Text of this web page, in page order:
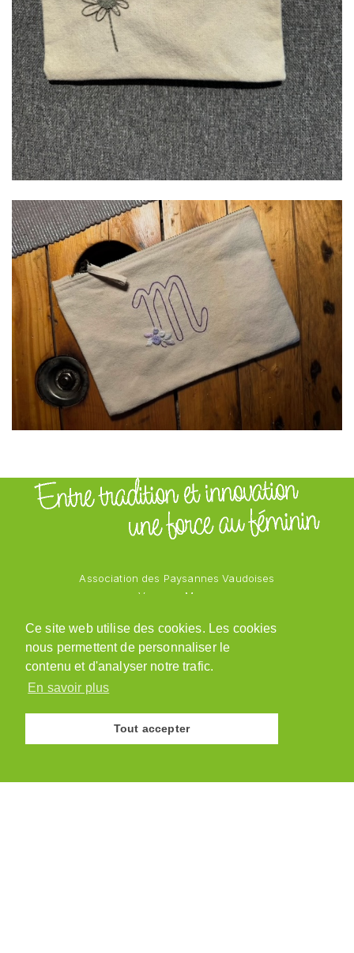
Ce site web utilise des cookies. Les cookies
nous permettent de personnaliser le
contenu et d'analyser notre trafic.
En savoir plus
Tout accepter
Association des Paysannes Vaudoises
Vanessa Mayor
1543 Grandcour
079 218 48 69
admin@paysannesvaudoises.ch
© Association des Paysannes Vaudoises · 2026